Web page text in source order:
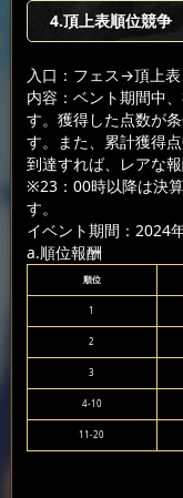
4.頂上表順位競争
入口：フェス→頂上表
内容：ベント期間中
す。獲得した点数が
す。また、累計獲得
到達すれば、レアな報
※23：00時以降は決
す。
イベント期間：2024
a.順位報酬
順位
1
2
3
4-10
11-20